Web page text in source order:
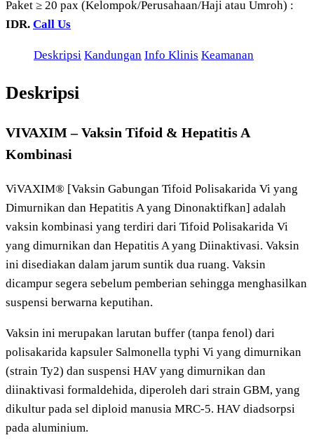
Paket ≥ 20 pax (Kelompok/Perusahaan/Haji atau Umroh) :
IDR. Call Us
Deskripsi Kandungan Info Klinis Keamanan
Deskripsi
VIVAXIM – Vaksin Tifoid & Hepatitis A
Kombinasi
ViVAXIM® [Vaksin Gabungan Tifoid Polisakarida Vi yang
Dimurnikan dan Hepatitis A yang Dinonaktifkan] adalah
vaksin kombinasi yang terdiri dari Tifoid Polisakarida Vi
yang dimurnikan dan Hepatitis A yang Diinaktivasi. Vaksin
ini disediakan dalam jarum suntik dua ruang. Vaksin
dicampur segera sebelum pemberian sehingga menghasilkan
suspensi berwarna keputihan.
Vaksin ini merupakan larutan buffer (tanpa fenol) dari
polisakarida kapsuler Salmonella typhi Vi yang dimurnikan
(strain Ty2) dan suspensi HAV yang dimurnikan dan
diinaktivasi formaldehida, diperoleh dari strain GBM, yang
dikultur pada sel diploid manusia MRC-5. HAV diadsorpsi
pada aluminium.